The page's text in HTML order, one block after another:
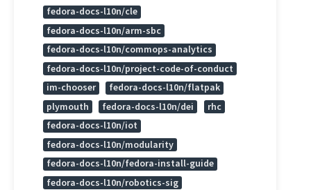
fedora-docs-l10n/cle
fedora-docs-l10n/arm-sbc
fedora-docs-l10n/commops-analytics
fedora-docs-l10n/project-code-of-conduct
im-chooser
fedora-docs-l10n/flatpak
plymouth
fedora-docs-l10n/dei
rhc
fedora-docs-l10n/iot
fedora-docs-l10n/modularity
fedora-docs-l10n/fedora-install-guide
fedora-docs-l10n/robotics-sig